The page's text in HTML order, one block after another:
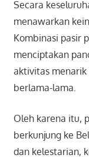
Secara
menawarkan
Kombinasi pasir
menciptakan
aktivitas
berlama-lama.
Oleh karena itu,
berkunjung ke
dan kelestarian,